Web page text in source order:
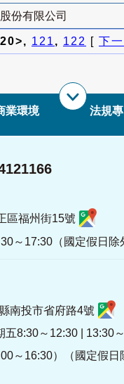
份有限公司
121, 122 [ 下
業環境 法規
區福州街15號
～17:30（國定假日除
南投市省府路4號
8:30～12:30 | 13:30
～16:30）（國定假日